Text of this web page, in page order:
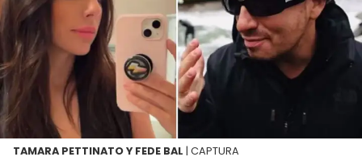
TAMARA PETTINATO Y FEDE BAL | CAPTURA